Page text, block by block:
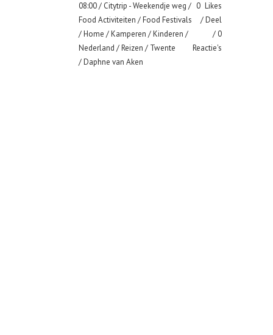
08:00 / Citytrip - Weekendje weg /
Food Activiteiten /Food Festivals
/Home /Kamperen /Kinderen /
Nederland /Reizen / Twente
/ Daphne van Aken
0 Likes
Deel
0
Reactie's